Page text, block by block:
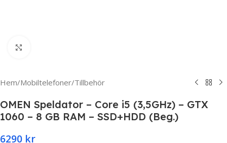
Hem/Mobiltelefoner/Tillbehör
OMEN Speldator – Core i5 (3,5GHz) – GTX
1060 – 8 GB RAM – SSD+HDD (Beg.)
6290 kr